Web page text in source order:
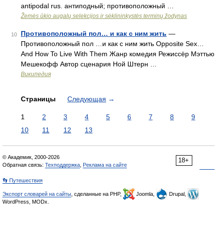
antipodal rus. антиподный; противоположный …
Žemės ūkio augalų selekcijos ir sėklininkystės terminų žodynas
10 Противоположный пол… и как с ним жить —
Противоположный пол …и как с ним жить Opposite Sex…
And How To Live With Them Жанр комедия Режиссёр Мэттью
Мешекофф Автор сценария Ной Штерн …
Википедия
Страницы Следующая →
1 2 3 4 5 6 7 8
9
10
11 12 13
18+
© Академик, 2000-2026
Обратная связь: Техподдержка Реклама на сайте
👣 Путешествия
Экспорт словарей на сайты , сделанные на PHP, Joomla,
Drupal,
WordPress, MODx.